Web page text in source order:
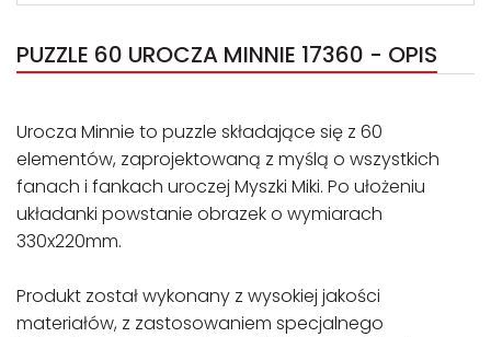
PUZZLE 60 UROCZA MINNIE 17360 - OPIS
Urocza Minnie to puzzle składające się z 60
elementów, zaprojektowaną z myślą o wszystkich
fanach i fankach uroczej Myszki Miki. Po ułożeniu
układanki powstanie obrazek o wymiarach
330x220mm.
Produkt został wykonany z wysokiej jakości
materiałów, z zastosowaniem specjalnego